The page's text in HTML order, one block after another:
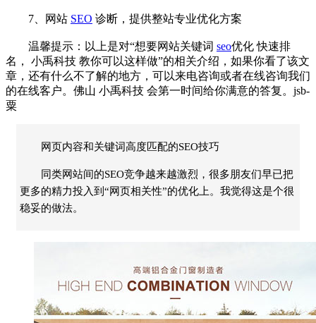
7、网站 SEO 诊断，提供整站专业优化方案
温馨提示：以上是对“想要网站关键词 seo优化 快速排
名，
小禹科技 教你可以这样做”的相关介绍，如果你看了该文
章，还有什么不了解的地方，可以来电咨询或者在线咨询我们
的在线客户。佛山 小禹科技 会第一时间给你满意的答复。jsb-
粟
网页内容和关键词高度匹配的SEO技巧
同类网站间的SEO竞争越来越激烈，很多朋友们早已把
更多的精力投入到“网页相关性”的优化上。我觉得这是个很
稳妥的做法。